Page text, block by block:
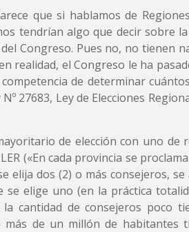
que si hablamos de
tendrían algo que decir sobre
Congreso. Pues no, no tienen
realidad, el Congreso le ha
de determinar
27683, Ley de Elecciones
de elección con uno de
(«En cada provincia se
elija dos (2) o más consejeros,
elige uno (en la práctica
cantidad de consejeros poco
de un millón de habitantes